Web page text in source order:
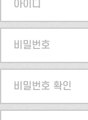
아이디
비밀번호
비밀번호 확인